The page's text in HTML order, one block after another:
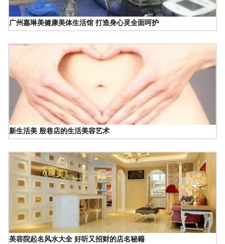
广州嘉琳美健康美体生活馆 打造身心灵全面呵护
新生活美 殷巷店的生活美容艺术
美容院起名风水大全 好听又招财的店名秘籍